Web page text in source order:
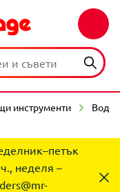
инструменти
неделя –